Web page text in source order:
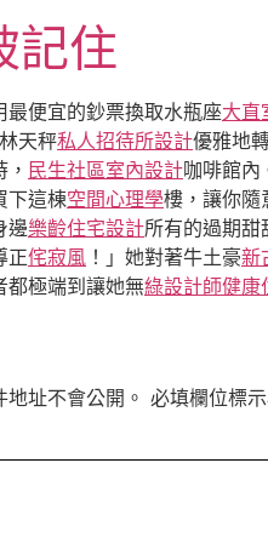
記住
最便宜的鈔票換取水瓶座大直
林天秤私人招待所設計優雅地
， 民生社區室內設計咖啡館內
下這棟空間心理學樓，讓你隨
邊樂齡住宅設計所有的過期甜
正侘寂風 ！」她對著牛土豪新
都極端到讓她無綠設計師健康
址不會公開。 必填欄位標